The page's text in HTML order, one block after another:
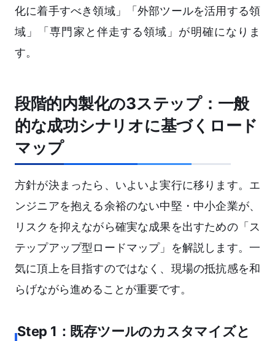
化に着手すべき領域」「外部ツールを活用する領
域」「専門家と伴走する領域」が明確になりま
す。
段階的内製化の3ステップ：一般
的な成功シナリオに基づくロード
マップ
方針が決まったら、いよいよ実行に移ります。エ
ンジニアを抱える余裕のない中堅・中小企業が、
リスクを抑えながら確実な成果を出すための「ス
テップアップ型ロードマップ」を解説します。一
気に頂上を目指すのではなく、現場の抵抗感を和
らげながら進めることが重要です。
Step 1：既存ツールのカスタマイズと